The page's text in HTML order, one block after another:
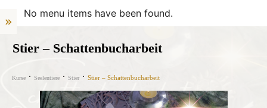
No menu items have been found.
Stier – Schattenbucharbeit
Kurse Seelentiere Stier Stier – Schattenbucharbeit